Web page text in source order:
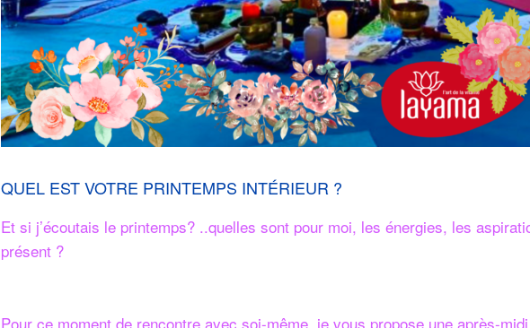
QUEL EST VOTRE PRINTEMPS INTÉRIEUR ?
Et si j’écoutais le printemps? ..quelles sont pour moi, les énergies, les
présent ?
Pour ce moment de rencontre avec soi-même, je vous propose une après-